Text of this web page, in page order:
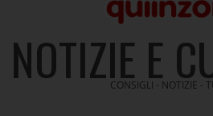
NOTIZIE E
CONSIGLI - NOTIZIE -